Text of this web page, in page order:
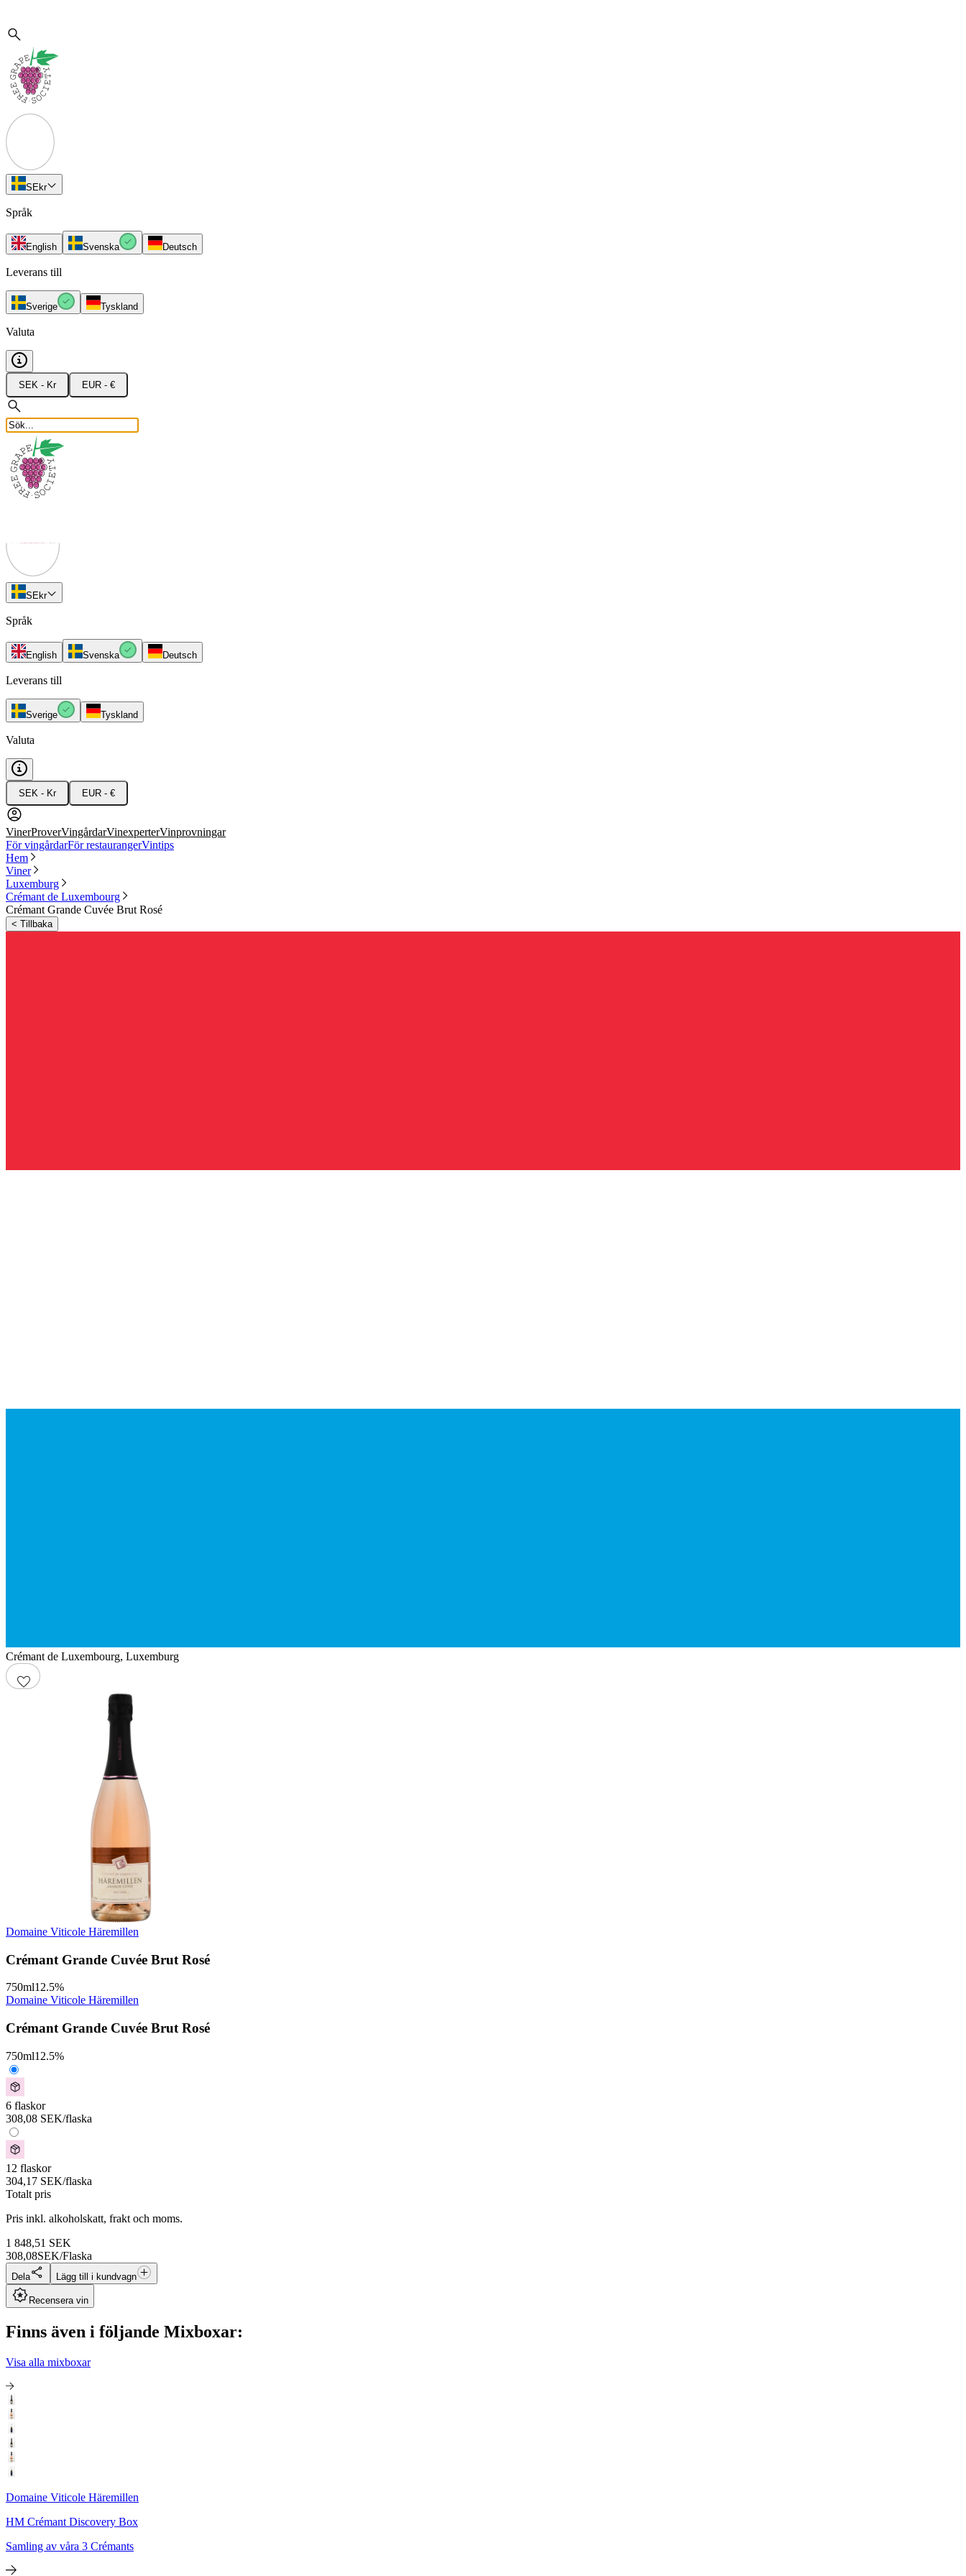
SEkr
Språk
English Svenska Deutsch
Leverans till
Sverige Tyskland
Valuta
SEK - Kr EUR - €
SEkr
Språk
English Svenska Deutsch
Leverans till
Sverige Tyskland
Valuta
SEK - Kr EUR - €
VinerProverVingårdarVinexperterVinprovningar
För vingårdarFör restaurangerVintips
Hem
Viner
Luxemburg
Crémant de Luxembourg
Crémant Grande Cuvée Brut Rosé
< Tillbaka
Crémant de Luxembourg, Luxemburg
Domaine Viticole Häremillen
Crémant Grande Cuvée Brut Rosé
750ml12.5%
Domaine Viticole Häremillen
Crémant Grande Cuvée Brut Rosé
750ml12.5%
6 flaskor
308,08 SEK/flaska
12 flaskor
304,17 SEK/flaska
Totalt pris
Pris inkl. alkoholskatt, frakt och moms.
1 848,51 SEK
308,08SEK/Flaska
Dela Lägg till i kundvagn
Recensera vin
Finns även i följande Mixboxar:
Visa alla mixboxar
Domaine Viticole Häremillen
HM Crémant Discovery Box
Samling av våra 3 Crémants